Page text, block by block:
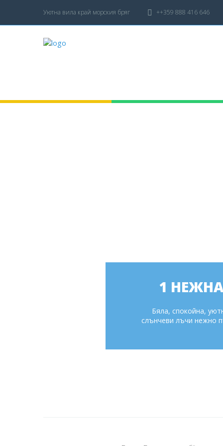
Уютна вила край морския бряг ++359 888 416 646
1
Бяла, спокойна,
слънчеви лъчи нежно